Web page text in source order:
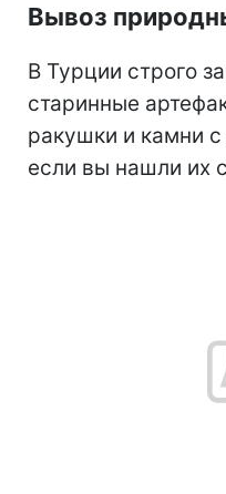
Вывоз
В Турции строго
старинные
ракушки и камни
если вы нашли их